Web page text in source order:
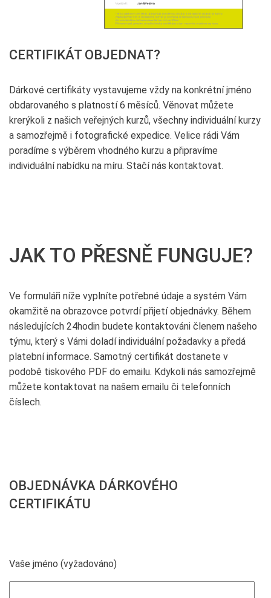
CERTIFIKÁT OBJEDNAT?
Dárkové certifikáty vystavujeme vždy na konkrétní jméno
obdarovaného s platností 6 měsíců. Věnovat můžete
krerýkoli z našich veřejných kurzů, všechny individuální kurzy
a samozřejmě i fotografické expedice. Velice rádi Vám
poradíme s výběrem vhodného kurzu a připravíme
individuální nabídku na míru. Stačí nás kontaktovat.
JAK TO PŘESNĚ FUNGUJE?
Ve formuláři níže vyplníte potřebné údaje a systém Vám
okamžitě na obrazovce potvrdí přijetí objednávky. Během
následujících 24hodin budete kontaktováni členem našeho
týmu, který s Vámi doladí individuální požadavky a předá
platební informace. Samotný certifikát dostanete v
podobě tiskového PDF do emailu. Kdykoli nás samozřejmě
můžete kontaktovat na našem emailu či telefonních
číslech.
OBJEDNÁVKA DÁRKOVÉHO
CERTIFIKÁTU
Vaše jméno (vyžadováno)